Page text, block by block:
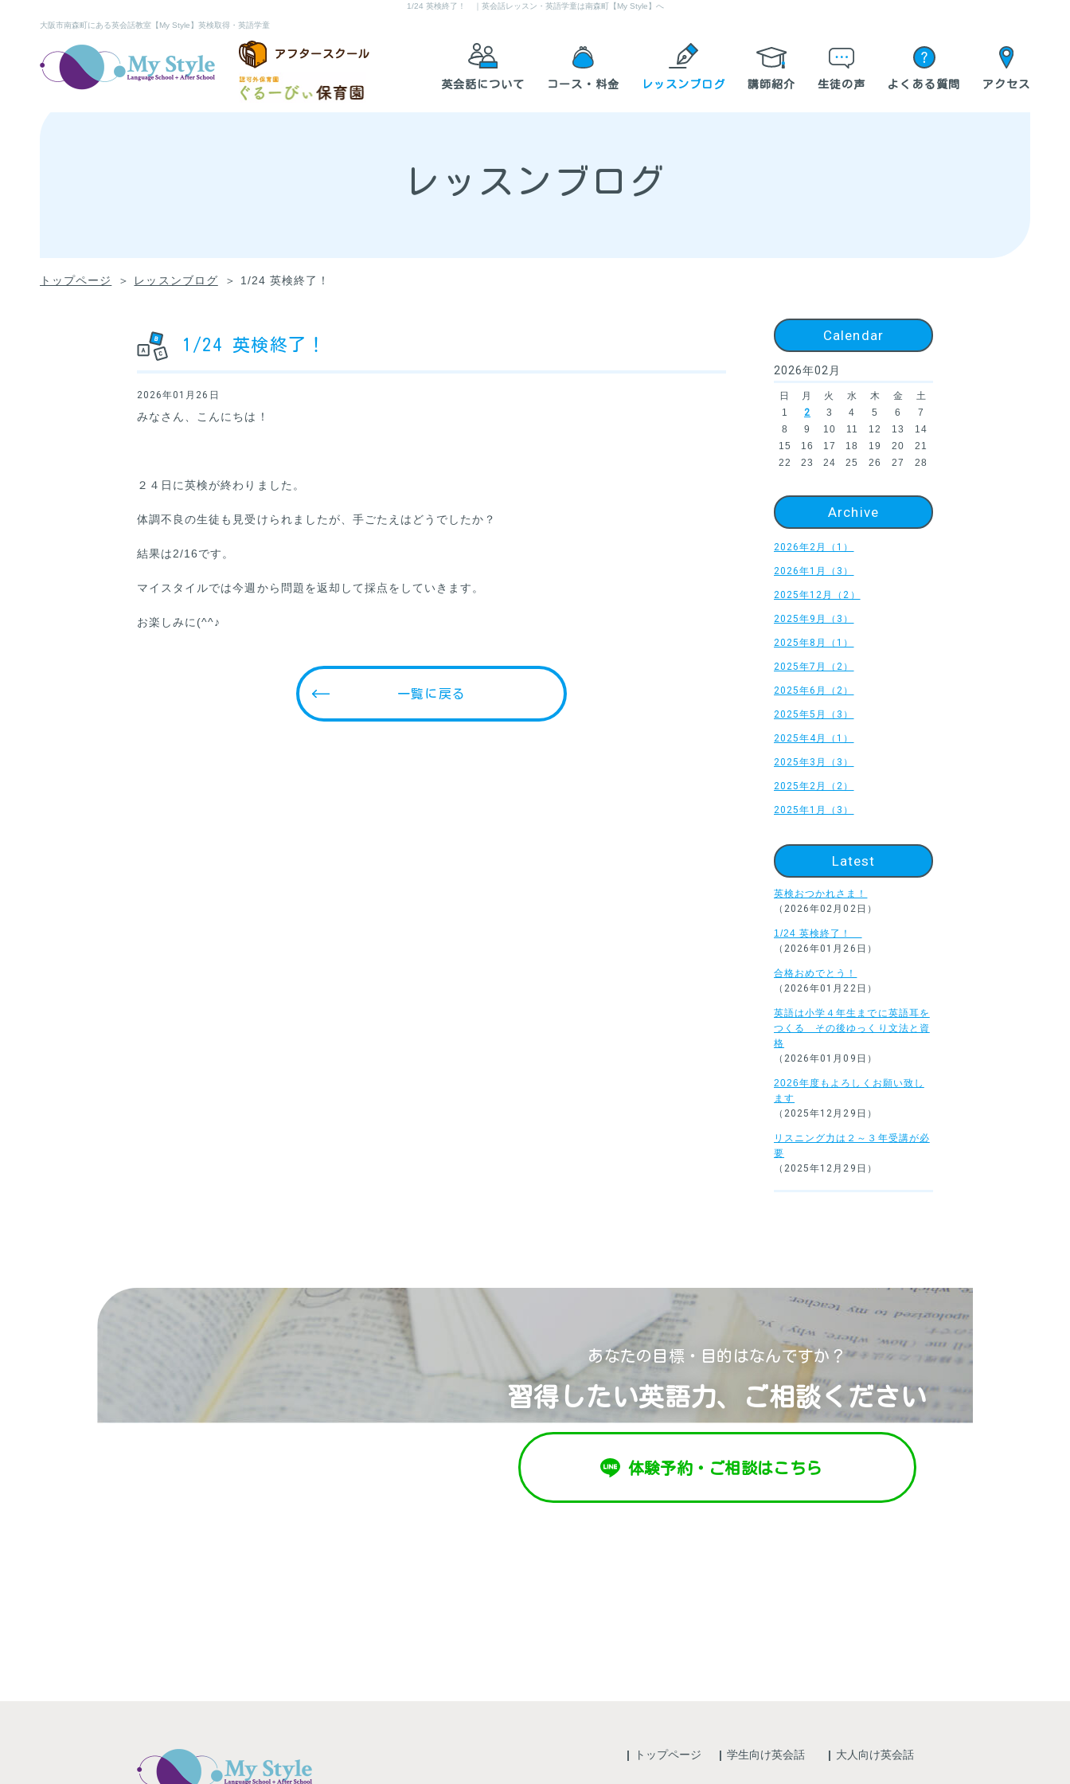
1/24 英検終了！ ｜英会話レッスン・英語学童は南森町【My Style】へ
大阪市南森町にある英会話教室【My Style】英検取得・英語学童
アフタースクール
英会話について コース・料金 レッスンブログ 講師紹介 生徒の声 よくある質問 アクセス
レッスンブログ
トップページ レッスンブログ 1/24 英検終了！
1/24 英検終了！
2026年01月26日
みなさん、こんにちは！
２４日に英検が終わりました。
体調不良の生徒も見受けられましたが、手ごたえはどうでしたか？
結果は2/16です。
マイスタイルでは今週から問題を返却して採点をしていきます。
お楽しみに(^^♪
一覧に戻る
Calendar
2026年02月
日 月 火 水 木 金
土
1
2 3 4 5 6
7
8
9 10 11 12 13
14
15
16 17 18 19 20
21
22
23 24 25 26 27 28
Archive
2026年2月（1）
2026年1月（3）
2025年12月（2）
2025年9月（3）
2025年8月（1）
2025年7月（2）
2025年6月（2）
2025年5月（3）
2025年4月（1）
2025年3月（3）
2025年2月（2）
2025年1月（3）
Latest
英検おつかれさま！
（2026年02月02日）
1/24 英検終了！
（2026年01月26日）
合格おめでとう！
（2026年01月22日）
英語は小学４年生までに英語耳を
つくる その後ゆっくり文法と資
格
（2026年01月09日）
2026年度もよろしくお願い致し
ます
（2025年12月29日）
リスニング力は２～３年受講が必
要
（2025年12月29日）
あなたの目標・目的はなんですか？
習得したい英語力、ご相談ください
体験予約・ご相談はこちら
トップページ 学生向け英会話 大人向け英会話